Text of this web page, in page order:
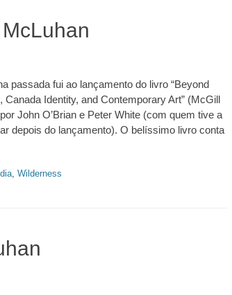
passada fui ao lançamento do livro “Beyond
Identity, and Contemporary Art” (McGill
John O’Brian e Peter White (com quem tive a
depois do lançamento). O belíssimo livro conta
, Wilderness